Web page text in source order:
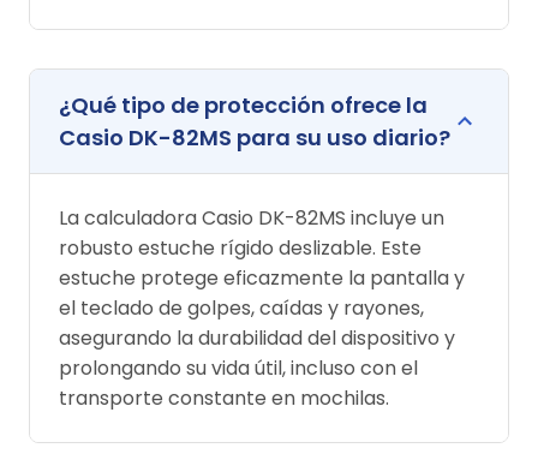
¿Qué tipo de protección ofrece la
Casio DK-82MS para su uso diario?
La calculadora Casio DK-82MS incluye un
robusto estuche rígido deslizable. Este
estuche protege eficazmente la pantalla y
el teclado de golpes, caídas y rayones,
asegurando la durabilidad del dispositivo y
prolongando su vida útil, incluso con el
transporte constante en mochilas.